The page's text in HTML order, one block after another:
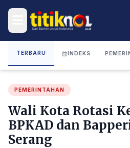
TERBARU INDEKS
PEMERINTAHAN
Wali Kota Rotasi
BPKAD dan
Serang